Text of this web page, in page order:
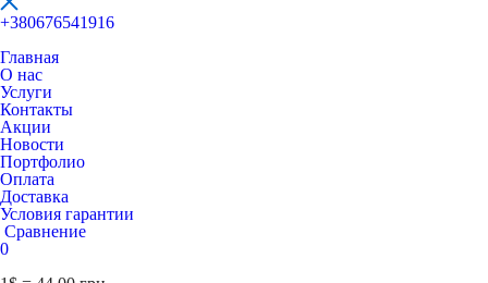
+380676541916
Главная
О нас
Услуги
Контакты
Акции
Новости
Портфолио
Оплата
Доставка
Условия гарантии
Сравнение
0